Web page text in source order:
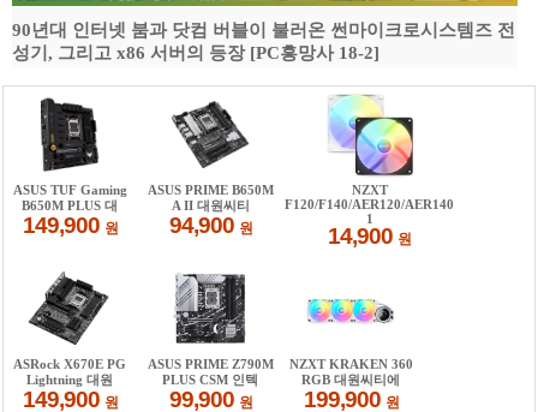
90년대 인터넷 붐과 닷컴 버블이 불러온 썬마이크로시스템즈 전
성기, 그리고 x86 서버의 등장 [PC흥망사 18-2]